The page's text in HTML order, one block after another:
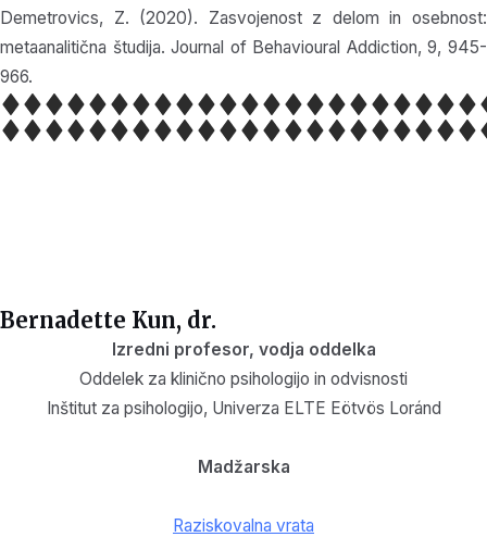
Demetrovics, Z. (2020). Zasvojenost z delom in osebnost:
metaanalitična študija. Journal of Behavioural Addiction, 9, 945-
966.
Bernadette Kun, dr.
Izredni profesor, vodja oddelka
Oddelek za klinično psihologijo in odvisnosti
Inštitut za psihologijo, Univerza ELTE Eötvös Loránd
Madžarska
Raziskovalna vrata